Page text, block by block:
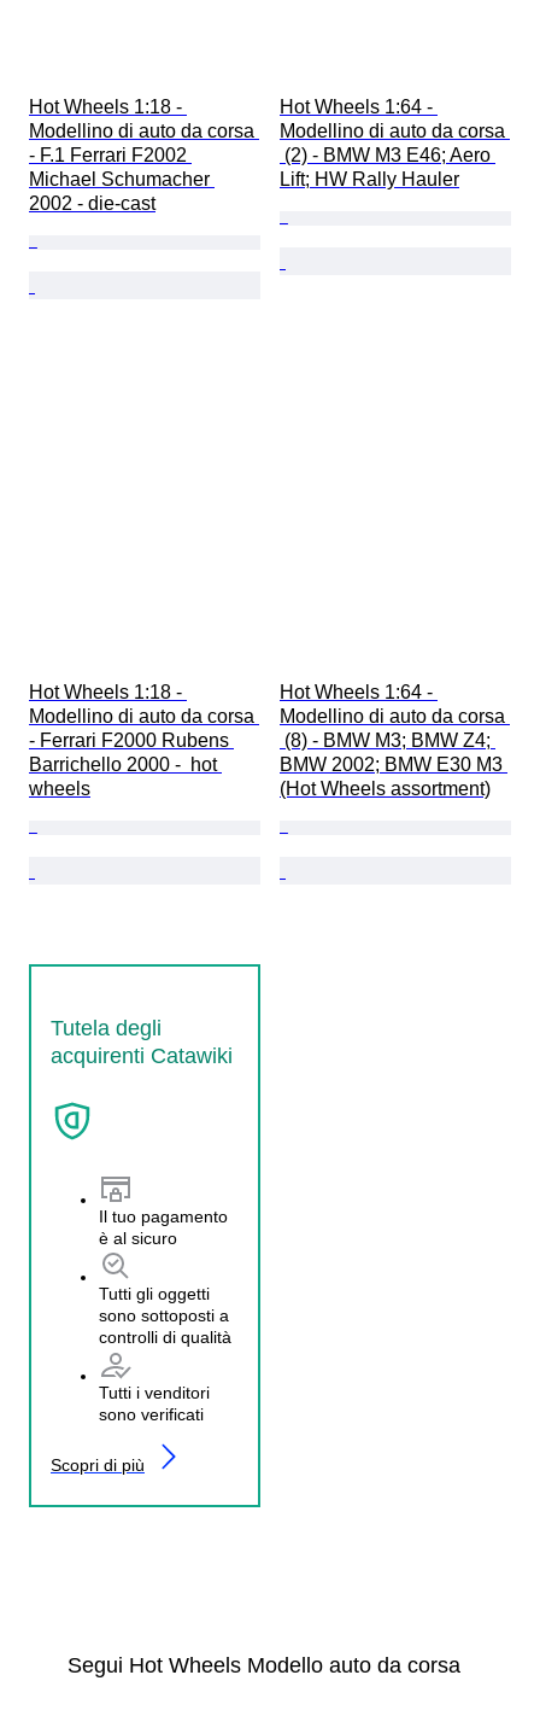
Hot Wheels 1:18 -
Modellino di auto da corsa
- F.1 Ferrari F2002
Michael Schumacher
2002 - die-cast
Hot Wheels 1:64 -
Modellino di auto da corsa
(2) - BMW M3 E46; Aero
Lift; HW Rally Hauler
Hot Wheels 1:18 -
Modellino di auto da corsa
- Ferrari F2000 Rubens
Barrichello 2000 -  hot
wheels
Hot Wheels 1:64 -
Modellino di auto da corsa
(8) - BMW M3; BMW Z4;
BMW 2002; BMW E30 M3
(Hot Wheels assortment)
Tutela degli
acquirenti Catawiki
Il tuo pagamento
è al sicuro
Tutti gli oggetti
sono sottoposti a
controlli di qualità
Tutti i venditori
sono verificati
Scopri di più
Segui Hot Wheels Modello auto da corsa